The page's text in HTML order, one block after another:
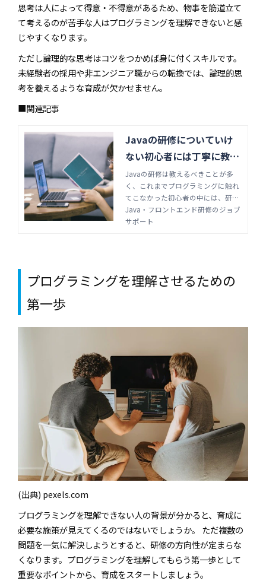
思考は人によって得意・不得意があるため、物事を筋道立て
て考えるのが苦手な人はプログラミングを理解できないと感
じやすくなります。
ただし論理的な思考はコツをつかめば身に付くスキルです。
未経験者の採用や非エンジニア職からの転換では、論理的思
考を養えるような育成が欠かせません。
■関連記事
Javaの研修についていけ
ない初心者には丁寧に教え
る。その理由とは | Java・
フロントエンド研修のジョ
ブサポート
Javaの研修は教えるべきことが多
く、これまでプログラミングに触れ
てこなかった初心者の中には、研修
についていけず脱落する人もでてき
てしまいます。なぜ脱落してしまう
Java・フロントエンド研修のジョブ
サポート
プログラミングを理解させるための
第一歩
(出典) pexels.com
プログラミングを理解できない人の背景が分かると、育成に
必要な施策が見えてくるのではないでしょうか。 ただ複数の
問題を一気に解決しようとすると、研修の方向性が定まらな
くなります。プログラミングを理解してもらう第一歩として
重要なポイントから、育成をスタートしましょう。